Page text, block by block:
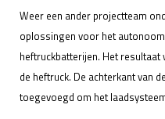
Weer een ander projectteam
oplossingen voor het
heftruckbatterijen. Het
de heftruck. De achterkant van
toegevoegd om het